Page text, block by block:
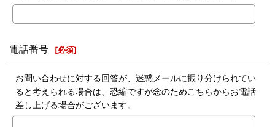
電話番号 [必須]
お問い合わせに対する回答が、迷惑メールに振り分けられてい
ると考えられる場合は、恐縮ですが念のためこちらからお電話
差し上げる場合がございます。